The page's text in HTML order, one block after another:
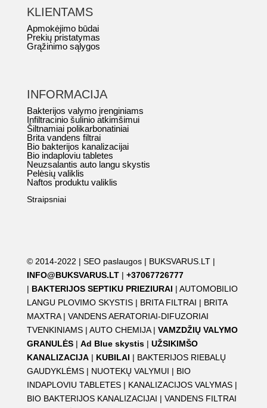
KLIENTAMS
Apmokėjimo būdai
Prekių pristatymas
Grąžinimo sąlygos
INFORMACIJA
Bakterijos valymo įrenginiams
Infiltracinio šulinio atkimšimui
Šiltnamiai polikarbonatiniai
Brita vandens filtrai
Bio bakterijos kanalizacijai
Bio indaploviu tabletes
Neuzsalantis auto langu skystis
Pelėsių valiklis
Naftos produktu valiklis
Straipsniai
© 2014-2022 | SEO paslaugos| BUKSVARUS.LT|
INFO@BUKSVARUS.LT| +37067726777
| BAKTERIJOS SEPTIKU PRIEZIURAI | AUTOMOBILIO
LANGU PLOVIMO SKYSTIS| BRITA FILTRAI | BRITA
MAXTRA| VANDENS AERATORIAI-DIFUZORIAI
TVENKINIAMS| AUTO CHEMIJA | VAMZDŽIŲ VALYMO
GRANULĖS| Ad Blue skystis| UŽSIKIMŠO
KANALIZACIJA| KUBILAI | BAKTERIJOS RIEBALŲ
GAUDYKLĖMS| NUOTEKŲ VALYMUI | BIO
INDAPLOVIU TABLETES| KANALIZACIJOS VALYMAS|
BIO BAKTERIJOS KANALIZACIJAI | VANDENS FILTRAI